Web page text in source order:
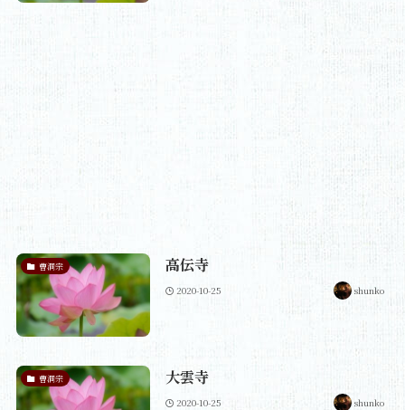
曹洞宗 高伝寺
2020-10-25 shunko
曹洞宗 大雲寺
2020-10-25 shunko